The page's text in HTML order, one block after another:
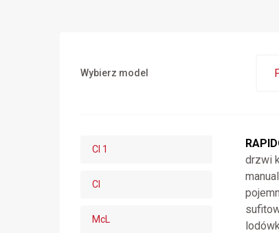
drzwi
Wybierz model
CI 1
CI
McL